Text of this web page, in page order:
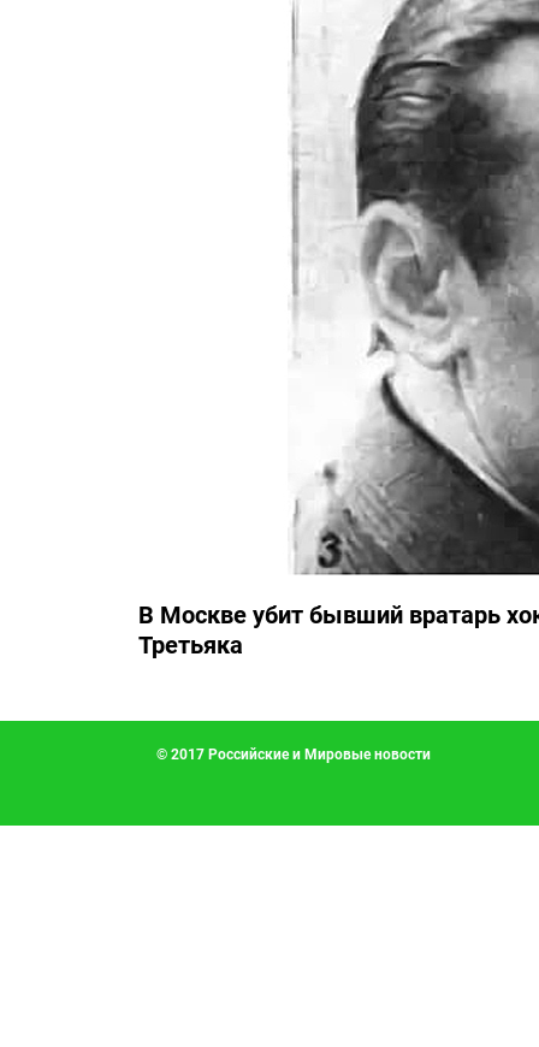
В московской школе скончался
В Москве убит бывший вратарь
Третьяка
© 2017 Российские и Мировые новости